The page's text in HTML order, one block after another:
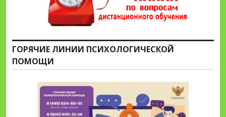
ГОРЯЧИЕ ЛИНИИ ПСИХОЛОГИЧЕСКОЙ
ПОМОЩИ